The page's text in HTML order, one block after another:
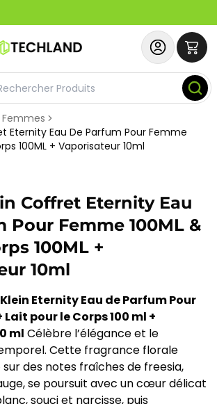
Eternity Eau De Parfum Pour Femme
100ML + Vaporisateur 10ml
Coffret Eternity Eau
Pour Femme 100ML &
100ML +
10ml
Eternity Eau de Parfum Pour
Lait pour le Corps 100 ml +
ml Célèbre l’élégance et le
Cette fragrance florale
sur des notes fraîches de freesia,
se poursuit avec un cœur délicat
souci et narcisse, puis